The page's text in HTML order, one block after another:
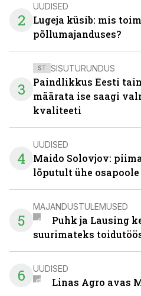
2
UUDISED
Lugeja küsib: mis
põllumajanduses?
3
ST SISUTURUNDUS
Paindlikkus Eesti
määrata ise saagi
kvaliteeti
4
UUDISED
Maido Solovjov:
lõputult ühe
5
MAJANDUSTULEMUSED
Puhk ja Lausing
suurimateks
6 UUDISED
Linas Agro avas